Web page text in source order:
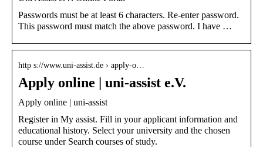
Passwords must be at least 6 characters. Re-enter password.
This password must match the above password. I have …
http s://www.uni-assist.de › apply-o…
Apply online | uni-assist e.V.
Apply online | uni-assist
Register in My assist. Fill in your applicant information and
educational history. Select your university and the chosen
course under Search courses of study.